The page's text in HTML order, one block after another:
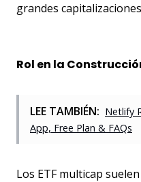
grandes
Rol en la
LEE TAMBIÉN: Netlify
App, Free Plan & FAQs
Los ETF multicap